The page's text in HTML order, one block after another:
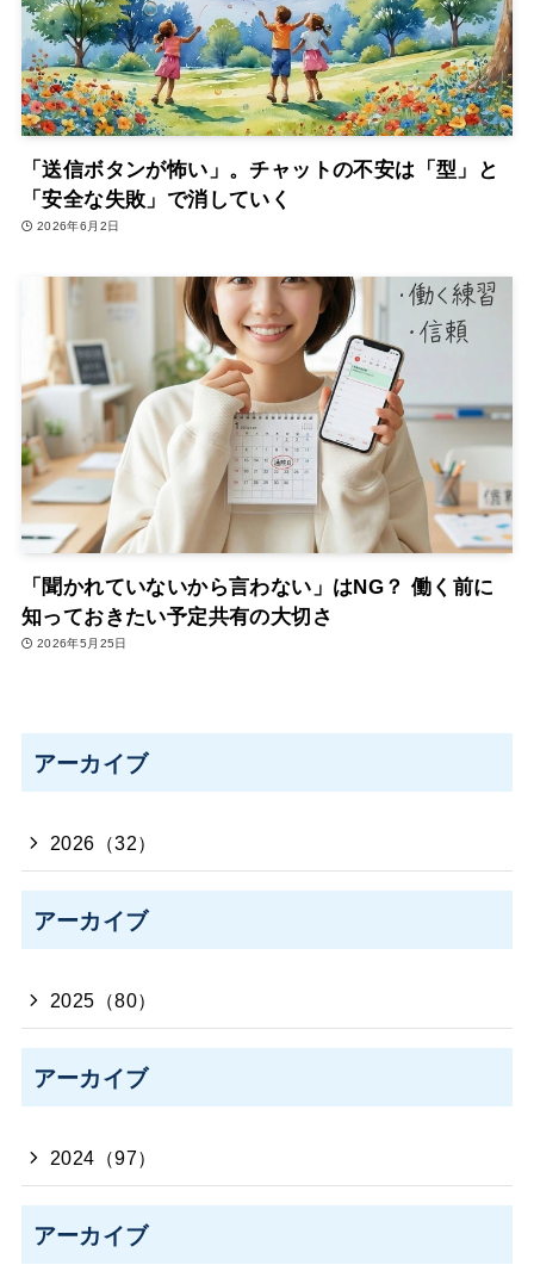
「送信ボタンが怖い」。チャットの不安は「型」と
「安全な失敗」で消していく
2026年6月2日
「聞かれていないから言わない」はNG？ 働く前に
知っておきたい予定共有の大切さ
2026年5月25日
アーカイブ
2026（32）
アーカイブ
2025（80）
アーカイブ
2024（97）
アーカイブ